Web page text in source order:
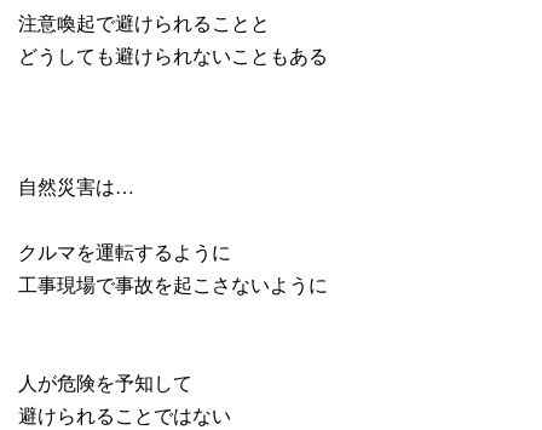
注意喚起で避けられることと
どうしても避けられないこともある
自然災害は…
クルマを運転するように
工事現場で事故を起こさないように
人が危険を予知して
避けられることではない